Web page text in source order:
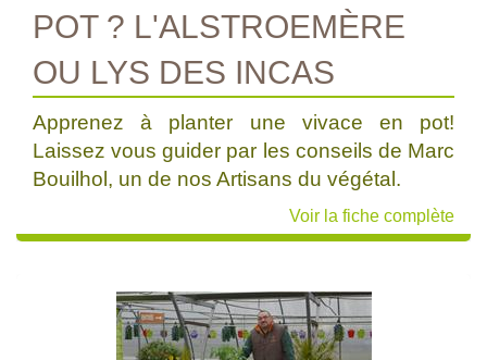
POT ? L'ALSTROEMÈRE
OU LYS DES INCAS
Apprenez à planter une vivace en pot!
Laissez vous guider par les conseils de Marc
Bouilhol, un de nos Artisans du végétal.
Voir la fiche complète